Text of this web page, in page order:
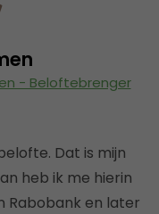
- Beloftebrenger
Dat is mijn
heb ik me hierin
Rabobank en later